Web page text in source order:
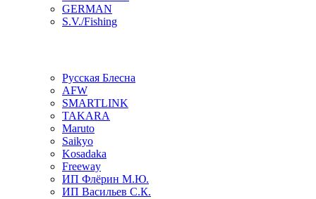
GERMAN
S.V./Fishing
Русская Блесна
AFW
SMARTLINK
TAKARA
Maruto
Saikyo
Kosadaka
Freeway
ИП Флёрин М.Ю.
ИП Васильев С.К.